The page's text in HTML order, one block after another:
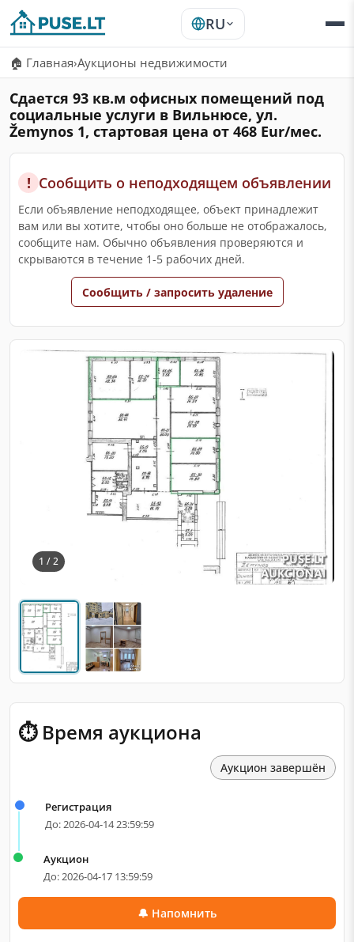
RU
🏠 Главная›Аукционы недвижимости
Сдается 93 кв.м офисных помещений под
социальные услуги в Вильнюсе, ул.
Žemynos 1, стартовая цена от 468 Eur/мес.
1 / 2
⏱ Время аукциона
Аукцион завершён
Регистрация
До: 2026-04-14 23:59:59
Аукцион
До: 2026-04-17 13:59:59
🔔 Напомнить
! Сообщить о неподходящем объявлении
Если объявление неподходящее, объект принадлежит
вам или вы хотите, чтобы оно больше не отображалось,
сообщите нам. Обычно объявления проверяются и
скрываются в течение 1-5 рабочих дней.
Сообщить / запросить удаление